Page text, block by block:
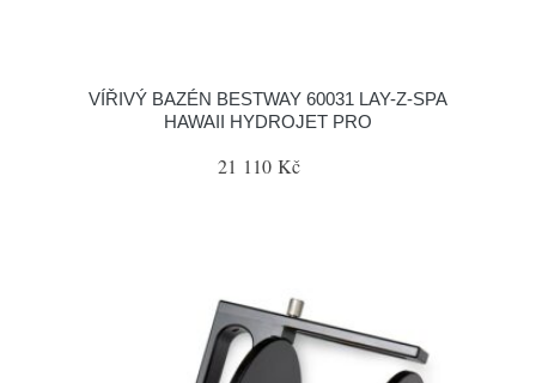
VÍŘIVÝ BAZÉN BESTWAY 60031 LAY-Z-SPA
HAWAII HYDROJET PRO
21 110 Kč